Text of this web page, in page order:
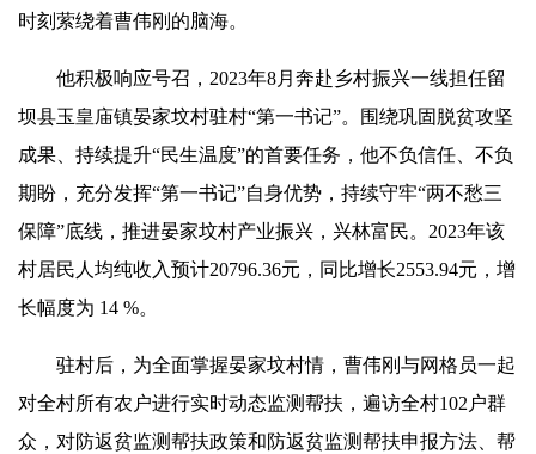
时刻萦绕着曹伟刚的脑海。
他积极响应号召，2023年8月奔赴乡村振兴一线担任留
坝县玉皇庙镇晏家坟村驻村“第一书记”。围绕巩固脱贫攻坚
成果、持续提升“民生温度”的首要任务，他不负信任、不负
期盼，充分发挥“第一书记”自身优势，持续守牢“两不愁三
保障”底线，推进晏家坟村产业振兴，兴林富民。2023年该
村居民人均纯收入预计20796.36元，同比增长2553.94元，增
长幅度为 14 %。
驻村后，为全面掌握晏家坟村情，曹伟刚与网格员一起
对全村所有农户进行实时动态监测帮扶，遍访全村102户群
众，对防返贫监测帮扶政策和防返贫监测帮扶申报方法、帮